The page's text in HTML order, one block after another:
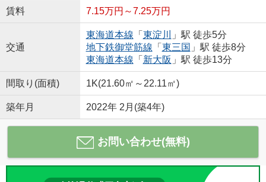
賃料 7.15万円～7.25万円
交通
東海道本線 「 東淀川
」駅 徒歩5分
地下鉄御堂筋線 「 東三国 」駅 徒歩8分
東海道本線 「 新大阪 」駅 徒歩13分
間取り(面積) 1K(21.60㎡～22.11㎡)
築年月 2022年 2月(築4年)
お問い合わせ(無料)